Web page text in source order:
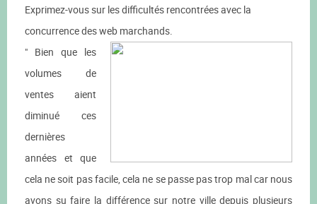
Exprimez-vous sur les difficultés rencontrées avec la
concurrence des web marchands.
" Bien que les
volumes de
ventes aient
diminué ces
dernières
années et que
cela ne soit pas facile, cela ne se passe pas trop mal car nous
avons su faire la différence sur notre ville depuis plusieurs